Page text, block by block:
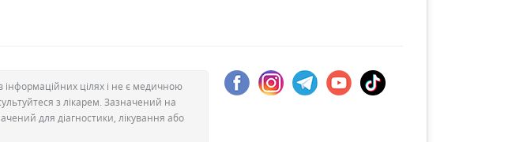
інформаційних цілях і не є медичною
з лікарем. Зазначений на
для діагностики, лікування або